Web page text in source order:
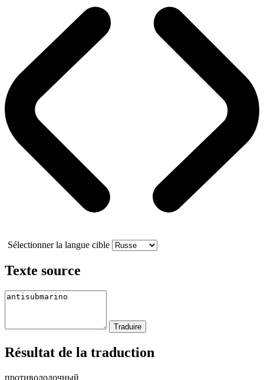
Sélectionner la langue cible
Texte source
Résultat de la traduction
противолодочный